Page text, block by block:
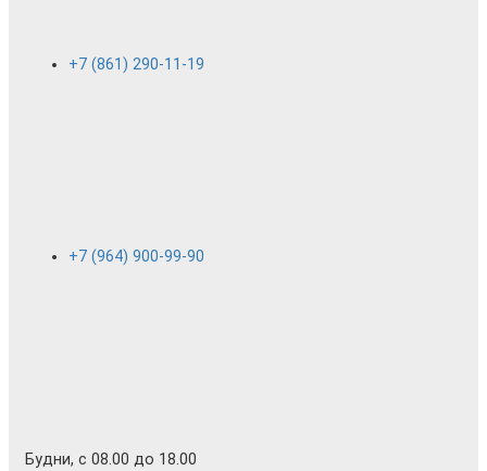
+7 (861) 290-11-19
+7 (964) 900-99-90
Будни, с 08.00 до 18.00